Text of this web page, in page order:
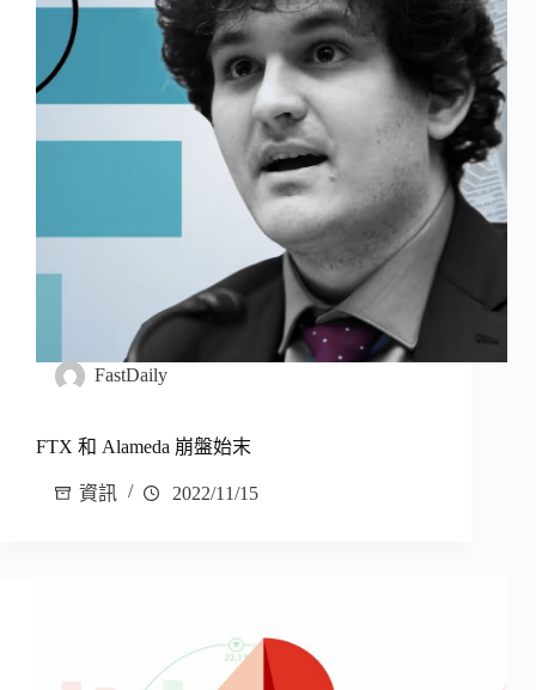
FastDaily
FTX 和 Alameda 崩盤始末
資訊 2022/11/15